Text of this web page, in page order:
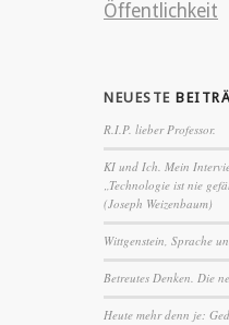
Öffentlichkeit
NEUESTE
R.I.P. lieber Professor.
KI und Ich. Mein
„Technologie ist nie
(Joseph Weizenbaum)
Wittgenstein, Sprache
Betreutes Denken. Die
Heute mehr denn je: